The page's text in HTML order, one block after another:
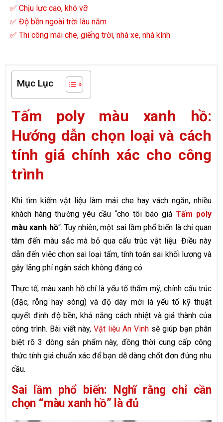
✅ Chịu lực cao, khó vỡ
✅ Độ bền ngoài trời lâu năm
✅ Thi công mái che, giếng trời, nhà xe, nhà kính
Mục Lục
Tấm poly màu xanh hồ:
Hướng dẫn chọn loại và cách
tính giá chính xác cho công
trình
Khi tìm kiếm vật liệu làm mái che hay vách ngăn, nhiều
khách hàng thường yêu cầu “cho tôi báo giá Tấm poly
màu xanh hồ“. Tuy nhiên, một sai lầm phổ biến là chỉ quan
tâm đến màu sắc mà bỏ qua cấu trúc vật liệu. Điều này
dẫn đến việc chọn sai loại tấm, tính toán sai khối lượng và
gây lãng phí ngân sách không đáng có.
Thực tế, màu xanh hồ chỉ là yếu tố thẩm mỹ; chính cấu trúc
(đặc, rỗng hay sóng) và độ dày mới là yếu tố kỹ thuật
quyết định độ bền, khả năng cách nhiệt và giá thành của
công trình. Bài viết này, Vật liệu An Vinh sẽ giúp bạn phân
biệt rõ 3 dòng sản phẩm này, đồng thời cung cấp công
thức tính giá chuẩn xác để bạn dễ dàng chốt đơn đúng nhu
cầu.
Sai lầm phổ biến: Nghĩ rằng chỉ cần
chọn “màu xanh hồ” là đủ